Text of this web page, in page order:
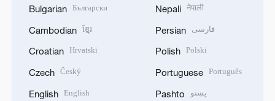
Bulgarian Български
Cambodian ខ្មែរ
Croatian Hrvatski
Czech Český
English English
Nepali नेपाली
Persian فارسی
Polish Polski
Portuguese Português
Pashto پښتو